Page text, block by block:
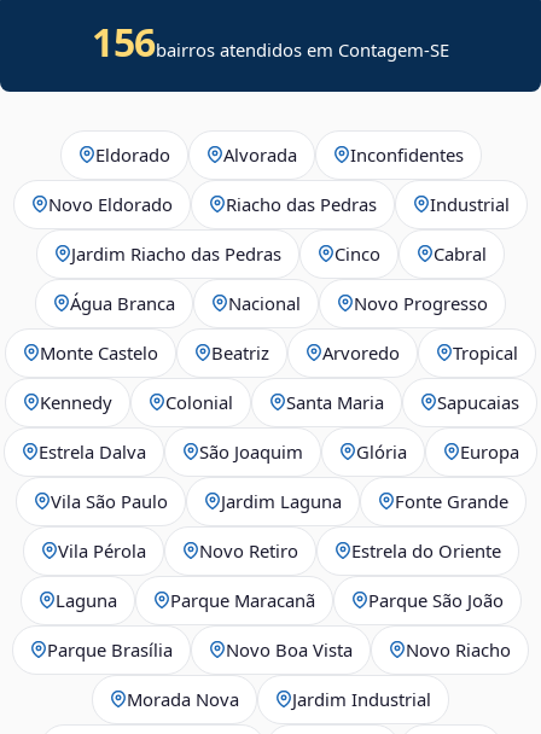
156bairros atendidos em Contagem-SE
Eldorado Alvorada Inconfidentes
Novo Eldorado Riacho das Pedras Industrial
Jardim Riacho das Pedras Cinco Cabral
Água Branca Nacional Novo Progresso
Monte Castelo Beatriz Arvoredo Tropical
Kennedy Colonial Santa Maria Sapucaias
Estrela Dalva São Joaquim Glória Europa
Vila São Paulo Jardim Laguna Fonte Grande
Vila Pérola Novo Retiro Estrela do Oriente
Laguna Parque Maracanã Parque São João
Parque Brasília Novo Boa Vista Novo Riacho
Morada Nova Jardim Industrial